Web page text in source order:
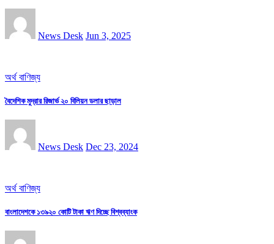
News Desk Jun 3, 2025
অর্থ বাণিজ্য
বৈদেশিক মুদ্রার রিজার্ভ ২০ বিলিয়ন ডলার ছাড়াল
News Desk Dec 23, 2024
অর্থ বাণিজ্য
বাংলাদেশকে ১৩৯২০ কোটি টাকা ঋণ দিচ্ছে বিশ্বব্যাংক